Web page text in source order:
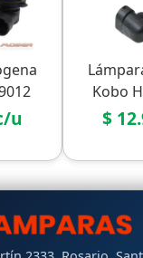
u
Kobo
(12V
$